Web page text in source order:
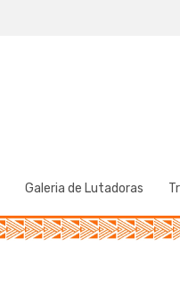
Galeria de Lutadoras